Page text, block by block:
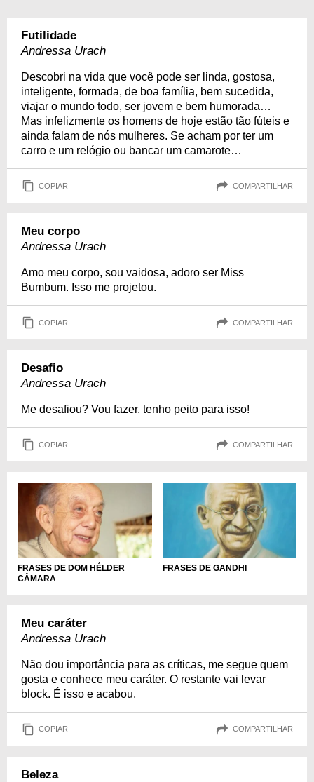
Futilidade
Andressa Urach
Descobri na vida que você pode ser linda, gostosa,
inteligente, formada, de boa família, bem sucedida,
viajar o mundo todo, ser jovem e bem humorada…
Mas infelizmente os homens de hoje estão tão fúteis e
ainda falam de nós mulheres. Se acham por ter um
carro e um relógio ou bancar um camarote…
COPIAR COMPARTILHAR
Meu corpo
Andressa Urach
Amo meu corpo, sou vaidosa, adoro ser Miss
Bumbum. Isso me projetou.
COPIAR COMPARTILHAR
Desafio
Andressa Urach
Me desafiou? Vou fazer, tenho peito para isso!
COPIAR COMPARTILHAR
FRASES DE DOM HÉLDER
CÂMARA
FRASES DE GANDHI
Meu caráter
Andressa Urach
Não dou importância para as críticas, me segue quem
gosta e conhece meu caráter. O restante vai levar
block. É isso e acabou.
COPIAR COMPARTILHAR
Beleza